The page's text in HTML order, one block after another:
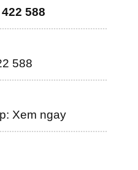
588
588
Xem ngay